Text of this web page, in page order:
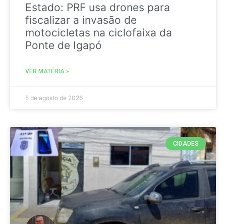
Estado: PRF usa drones para
fiscalizar a invasão de
motocicletas na ciclofaixa da
Ponte de Igapó
VER MATÉRIA »
5 de agosto de 2026
CIDADES